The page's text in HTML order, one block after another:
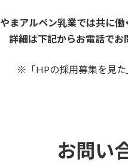
まアルペン乳業では共に働
詳細は下記からお電話でお
※「HPの採用募集を見
お問い